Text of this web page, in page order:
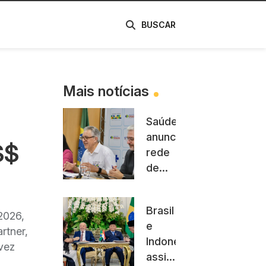
BUSCAR
Mais notícias
Saúde
anuncia
rede
de
serviços
inteligentes
no
SUS
Brasil
e
Indonésia
assinam